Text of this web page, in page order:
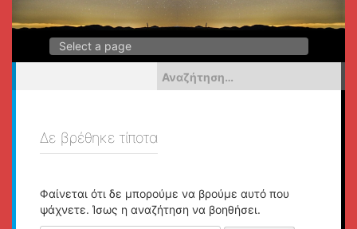
για:
Δε βρέθηκε τίποτα
Φαίνεται ότι δε μπορούμε να βρούμε αυτό που
ψάχνετε. Ίσως η αναζήτηση να βοηθήσει.